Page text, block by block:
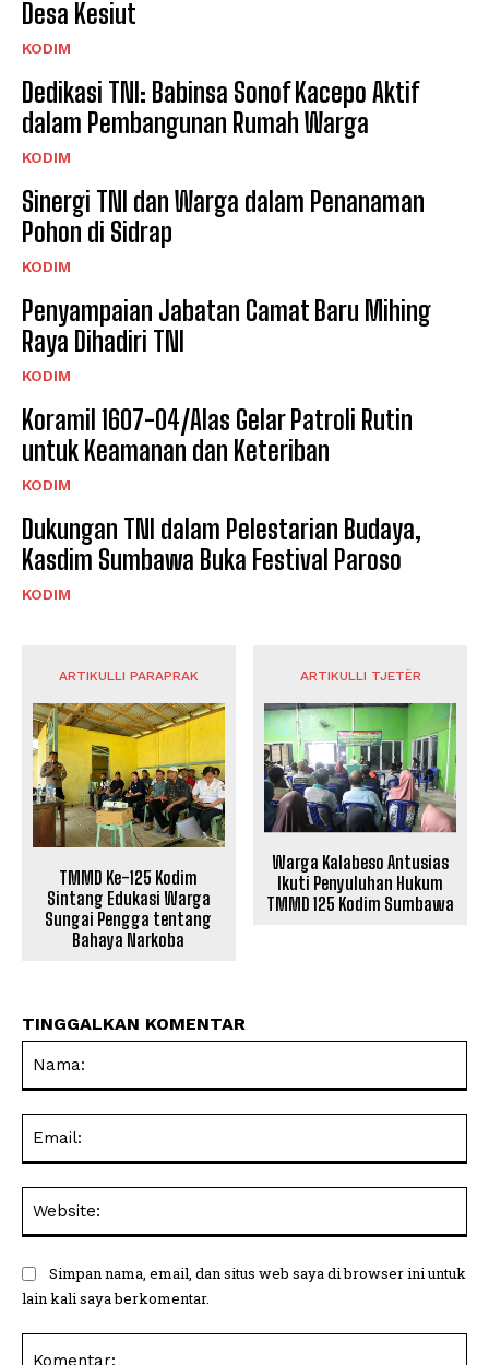
Desa Kesiut
KODIM
Dedikasi TNI: Babinsa Sonof Kacepo Aktif
dalam Pembangunan Rumah Warga
KODIM
Sinergi TNI dan Warga dalam Penanaman
Pohon di Sidrap
KODIM
Penyampaian Jabatan Camat Baru Mihing
Raya Dihadiri TNI
KODIM
Koramil 1607-04/Alas Gelar Patroli Rutin
untuk Keamanan dan Keteriban
KODIM
Dukungan TNI dalam Pelestarian Budaya,
Kasdim Sumbawa Buka Festival Paroso
KODIM
ARTIKULLI PARAPRAK
TMMD Ke-125 Kodim
Sintang Edukasi Warga
Sungai Pengga tentang
Bahaya Narkoba
ARTIKULLI TJETËR
Warga Kalabeso Antusias
Ikuti Penyuluhan Hukum
TMMD 125 Kodim Sumbawa
TINGGALKAN KOMENTAR
Simpan nama, email, dan situs web saya di browser ini untuk
lain kali saya berkomentar.